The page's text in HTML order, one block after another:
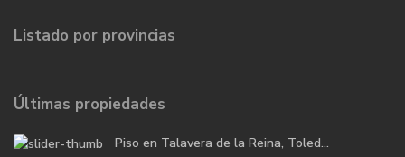
Listado por provincias
Últimas propiedades
Piso en Talavera de la Reina, Toled...